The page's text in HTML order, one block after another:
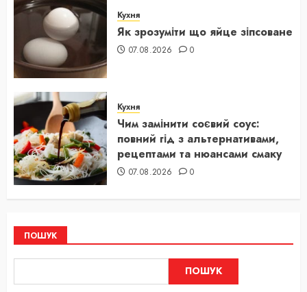
Кухня
Як зрозуміти що яйце зіпсоване
07.08.2026 0
Кухня
Чим замінити соєвий соус:
повний гід з альтернативами,
рецептами та нюансами смаку
07.08.2026 0
ПОШУК
ПОШУК